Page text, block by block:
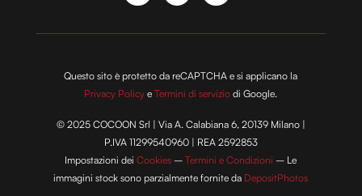
Questo sito è protetto da reCAPTCHA e si applicano la
Privacy Policy eTermini di servizio di Google.
© 2025 COCOON Srl | Via A. Calabiana 6, 20139 Milano |
P.IVA 11299540960 | REA 2592853
Impostazioni deiCookies –Termini e Condizioni – Le
immagini stock sono parzialmente fornite da DepositPhotos